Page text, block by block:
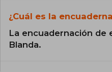
¿Cuál es la
La encuadernación de
Blanda.